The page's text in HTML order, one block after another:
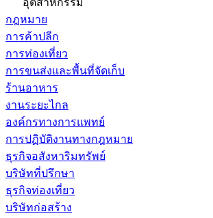
อุตสาหกรรม
กฎหมาย
การค้าปลีก
การท่องเที่ยว
การขนส่งและพื้นที่จัดเก็บ
ร้านอาหาร
งานระยะไกล
องค์กรทางการแพทย์
การปฏิบัติงานทางกฎหมาย
ธุรกิจอสังหาริมทรัพย์
บริษัทที่ปรึกษา
ธุรกิจท่องเที่ยว
บริษัทก่อสร้าง